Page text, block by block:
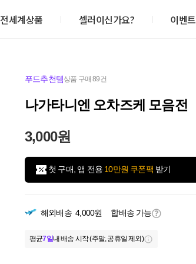
전세계상품 셀러이신가요? 이벤트
푸드추천템상품 구매 89건
나가타니엔 오차즈케 모음전
3,000원
첫 구매, 앱 전용 10만원 쿠폰팩 받기
해외배송 4,000원 합배송 가능
평균7일내 배송 시작 (주말, 공휴일 제외)